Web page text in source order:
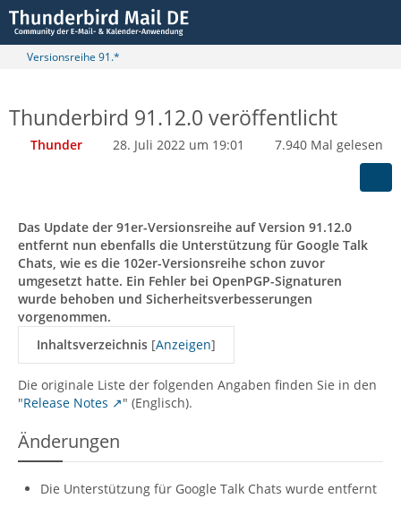
Versionsreihe 91.*
Thunderbird 91.12.0 veröffentlicht
Thunder 28. Juli 2022 um 19:01 7.940 Mal gelesen
Das Update der 91er-Versionsreihe auf Version 91.12.0
entfernt nun ebenfalls die Unterstützung für Google Talk
Chats, wie es die 102er-Versionsreihe schon zuvor
umgesetzt hatte. Ein Fehler bei OpenPGP-Signaturen
wurde behoben und Sicherheitsverbesserungen
vorgenommen.
Inhaltsverzeichnis [Anzeigen]
Die originale Liste der folgenden Angaben finden Sie in den
"Release Notes " (Englisch).
Änderungen
Die Unterstützung für Google Talk Chats wurde entfernt